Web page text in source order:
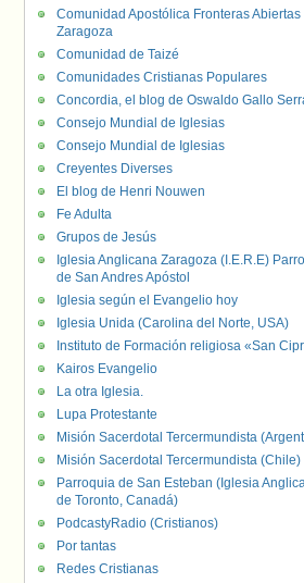
Comunidad Apostólica Fronteras Abiertas
Zaragoza
Comunidad de Taizé
Comunidades Cristianas Populares
Concordia, el blog de Oswaldo Gallo
Consejo Mundial de Iglesias
Consejo Mundial de Iglesias
Creyentes Diverses
El blog de Henri Nouwen
Fe Adulta
Grupos de Jesús
Iglesia Anglicana Zaragoza (I.E.R.E)
de San Andres Apóstol
Iglesia según el Evangelio hoy
Iglesia Unida (Carolina del Norte, USA)
Instituto de Formación religiosa «San
Kairos Evangelio
La otra Iglesia.
Lupa Protestante
Misión Sacerdotal Tercermundista
Misión Sacerdotal Tercermundista (Chile)
Parroquia de San Esteban (Iglesia
de Toronto, Canadá)
PodcastyRadio (Cristianos)
Por tantas
Redes Cristianas